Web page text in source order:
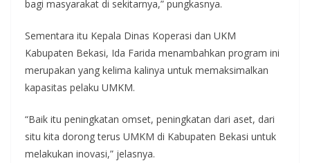
bagi masyarakat di sekitarnya,” pungkasnya.
Sementara itu Kepala Dinas Koperasi dan UKM
Kabupaten Bekasi, Ida Farida menambahkan program ini
merupakan yang kelima kalinya untuk memaksimalkan
kapasitas pelaku UMKM.
“Baik itu peningkatan omset, peningkatan dari aset, dari
situ kita dorong terus UMKM di Kabupaten Bekasi untuk
melakukan inovasi,” jelasnya.